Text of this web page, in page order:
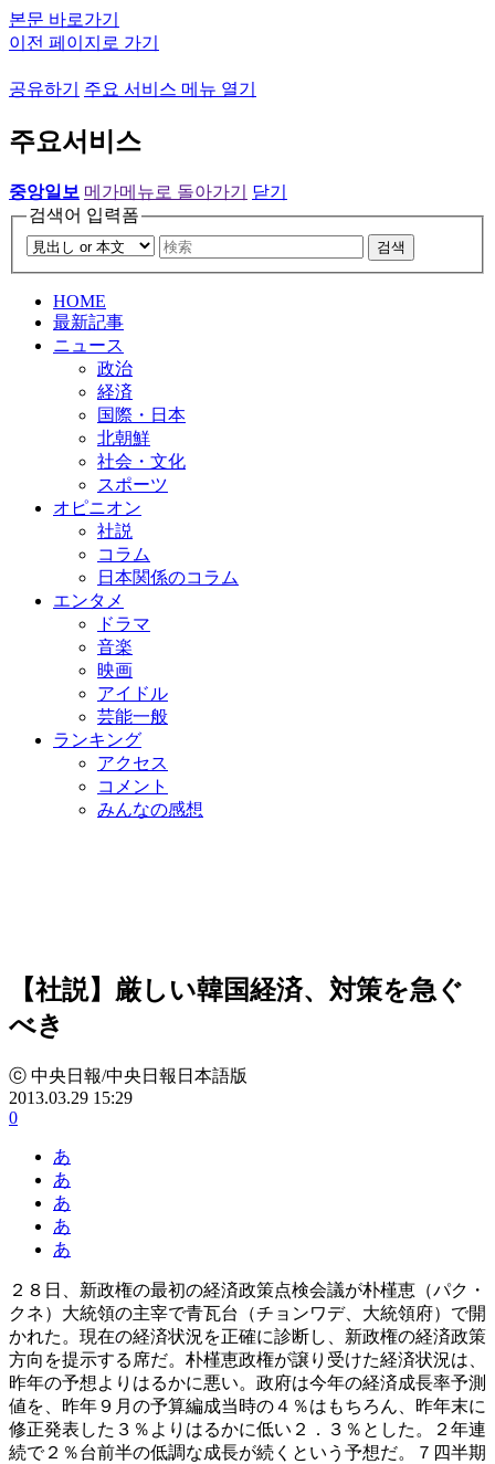
본문 바로가기
이전 페이지로 가기
공유하기 주요 서비스 메뉴 열기
주요서비스
중앙일보 메가메뉴로 돌아가기
닫기
검색어 입력폼
검색
HOME
最新記事
ニュース
政治
経済
国際・日本
北朝鮮
社会・文化
スポーツ
オピニオン
社説
コラム
日本関係のコラム
エンタメ
ドラマ
音楽
映画
アイドル
芸能一般
ランキング
アクセス
コメント
みんなの感想
【社説】厳しい韓国経済、対策を急ぐ
べき
ⓒ 中央日報/中央日報日本語版
2013.03.29 15:29
0
あ
あ
あ
あ
あ
２８日、新政権の最初の経済政策点検会議が朴槿恵（パク・
クネ）大統領の主宰で青瓦台（チョンワデ、大統領府）で開
かれた。現在の経済状況を正確に診断し、新政権の経済政策
方向を提示する席だ。朴槿恵政権が譲り受けた経済状況は、
昨年の予想よりはるかに悪い。政府は今年の経済成長率予測
値を、昨年９月の予算編成当時の４％はもちろん、昨年末に
修正発表した３％よりはるかに低い２．３％とした。２年連
続で２％台前半の低調な成長が続くという予想だ。７四半期